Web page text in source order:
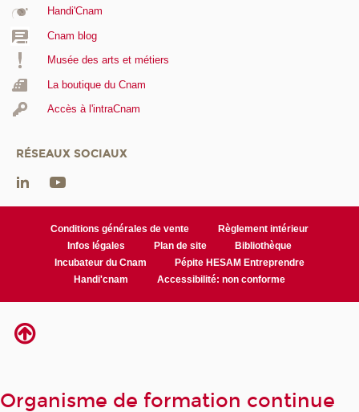
Handi'Cnam
Cnam blog
Musée des arts et métiers
La boutique du Cnam
Accès à l'intraCnam
RÉSEAUX SOCIAUX
Conditions générales de vente
Règlement intérieur
Infos légales
Plan de site
Bibliothèque
Incubateur du Cnam
Pépite HESAM Entreprendre
Handi'cnam
Accessibilité: non conforme
Organisme de formation continue